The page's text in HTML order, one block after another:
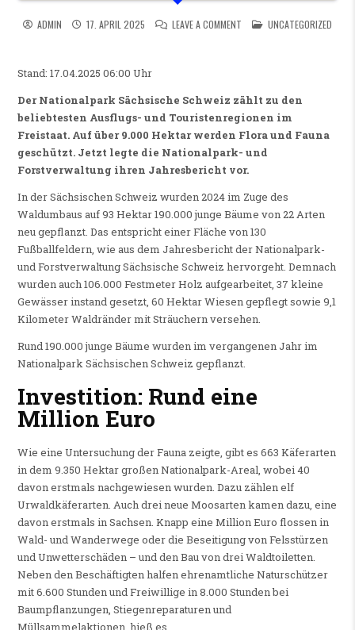
ADMIN 17. APRIL 2025 LEAVE A COMMENT ON SACHSEN: 190.000
POSTED IN
UNCATEGORIZED
Stand: 17.04.2025 06:00 Uhr
Der Nationalpark Sächsische Schweiz zählt zu den
beliebtesten Ausflugs- und Touristenregionen im
Freistaat. Auf über 9.000 Hektar werden Flora und Fauna
geschützt. Jetzt legte die Nationalpark- und
Forstverwaltung ihren Jahresbericht vor.
In der Sächsischen Schweiz wurden 2024 im Zuge des
Waldumbaus auf 93 Hektar 190.000 junge Bäume von 22 Arten
neu gepflanzt. Das entspricht einer Fläche von 130
Fußballfeldern, wie aus dem Jahresbericht der Nationalpark-
und Forstverwaltung Sächsische Schweiz hervorgeht. Demnach
wurden auch 106.000 Festmeter Holz aufgearbeitet, 37 kleine
Gewässer instand gesetzt, 60 Hektar Wiesen gepflegt sowie 9,1
Kilometer Waldränder mit Sträuchern versehen.
Rund 190.000 junge Bäume wurden im vergangenen Jahr im
Nationalpark Sächsischen Schweiz gepflanzt.
Investition: Rund eine
Million Euro
Wie eine Untersuchung der Fauna zeigte, gibt es 663 Käferarten
in dem 9.350 Hektar großen Nationalpark-Areal, wobei 40
davon erstmals nachgewiesen wurden. Dazu zählen elf
Urwaldkäferarten. Auch drei neue Moosarten kamen dazu, eine
davon erstmals in Sachsen. Knapp eine Million Euro flossen in
Wald- und Wanderwege oder die Beseitigung von Felsstürzen
und Unwetterschäden – und den Bau von drei Waldtoiletten.
Neben den Beschäftigten halfen ehrenamtliche Naturschützer
mit 6.600 Stunden und Freiwillige in 8.000 Stunden bei
Baumpflanzungen, Stiegenreparaturen und
Müllsammelaktionen, hieß es.